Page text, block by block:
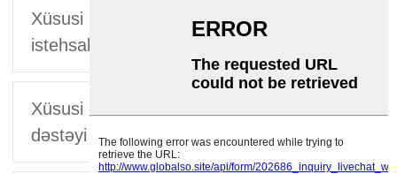
Xüsusi hazırlanmış konjak düyününün
istehsalı nə qədər vaxt aparır?
Xüsusi məhsullar üçün sertifikatlaşdırma
dəstəyi verirsinizmi?